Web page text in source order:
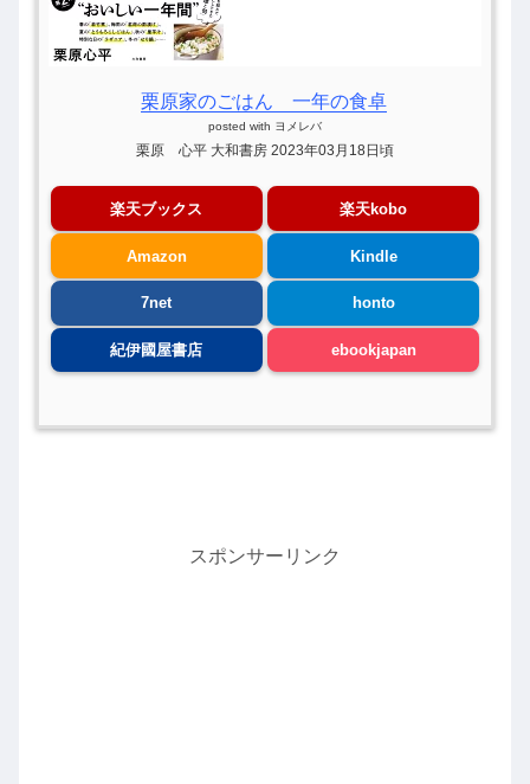
栗原家のごはん 一年の食卓
posted with ヨメレバ
栗原 心平 大和書房 2023年03月18日頃
楽天ブックス 楽天kobo
Amazon Kindle
7net honto
紀伊國屋書店 ebookjapan
スポンサーリンク